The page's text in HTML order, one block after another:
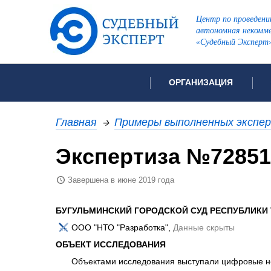
Центр по
автономная
«Судебный
ОРГАНИЗАЦИЯ
Об организации
Рекомендации
Вакансии
Политика
Список всех
Инженерно-
Пожарно-
Главная → Примеры выполненных
Экспертиза №72851
Завершена в июне 2019 года
БУГУЛЬМИНСКИЙ ГОРОДСКОЙ СУД РЕСПУБЛИКИ
ООО "НТО "Разработка", Данные скрыты
ОБЪЕКТ ИССЛЕДОВАНИЯ
Объектами исследования выступали